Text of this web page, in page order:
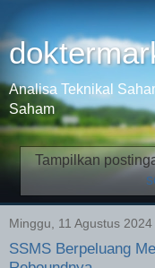
Analisa Teknikal
Saham
Tampilkan
Minggu, 11 Agustus 2024
SSMS Berpeluang